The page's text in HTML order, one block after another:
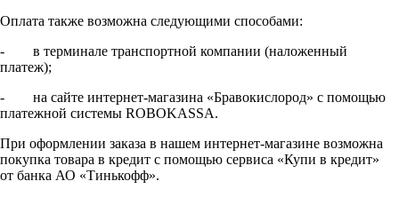
Оплата также возможна следующими способами:
- в терминале транспортной компании (наложенный
платеж);
- на сайте интернет-магазина «Бравокислород» с помощью
платежной системы ROBOKASSA.
При оформлении заказа в нашем интернет-магазине возможна
покупка товара в кредит с помощью сервиса «Купи в кредит»
от банка АО «Тинькофф».